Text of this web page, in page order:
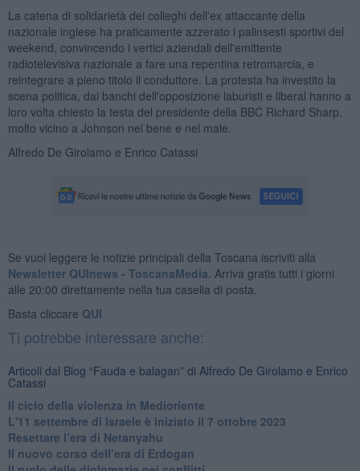
La catena di solidarietà dei colleghi dell'ex attaccante della
nazionale inglese ha praticamente azzerato i palinsesti sportivi del
weekend, convincendo i vertici aziendali dell'emittente
radiotelevisiva nazionale a fare una repentina retromarcia, e
reintegrare a pieno titolo il conduttore. La protesta ha investito la
scena politica, dai banchi dell'opposizione laburisti e liberal hanno a
loro volta chiesto la testa del presidente della BBC Richard Sharp,
molto vicino a Johnson nel bene e nel male.
Alfredo De Girolamo e Enrico Catassi
Se vuoi leggere le notizie principali della Toscana iscriviti alla
Newsletter QUInews - ToscanaMedia. Arriva gratis tutti i giorni
alle 20:00 direttamente nella tua casella di posta.
Basta cliccare QUI
Ti potrebbe interessare anche:
Articoli dal Blog “Fauda e balagan” di Alfredo De Girolamo e Enrico
Catassi
Il ciclo della violenza in Medioriente
L'11 settembre di Israele è iniziato il 7 ottobre 2023
Resettare l’era di Netanyahu
​Il nuovo corso dell’era di Erdogan